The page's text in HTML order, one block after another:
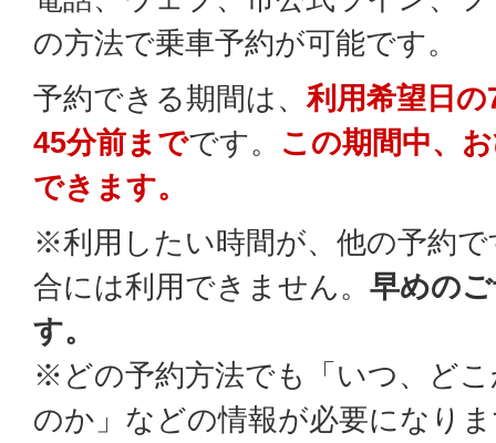
の方法で乗車予約が可能です。
予約できる期間は、利用希望日
45分前までです。 この期間中、
できます。
※利用したい時間が、他の予約
合には利用できません。 早めの
す。
※どの予約方法でも「いつ、ど
のか」などの情報が必要になり